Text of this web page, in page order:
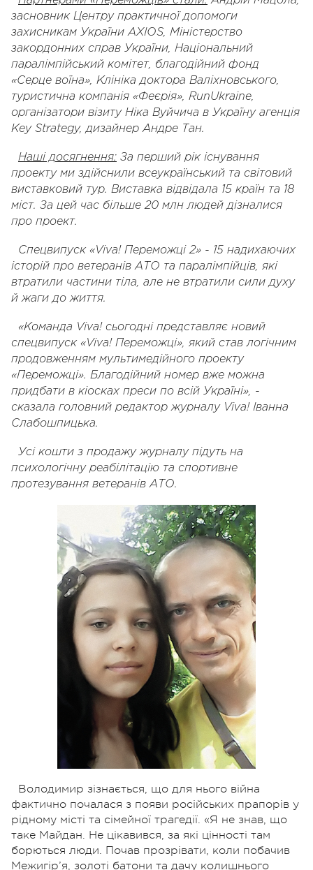
засновник Центру практичної допомоги
захисникам України AXIOS, Міністерство
закордонних справ України, Національний
паралімпійський комітет, благодійний фонд
«Серце воїна», Клініка доктора Валіхновського,
туристична компанія «Феєрія», RunUkraine,
організатори візиту Ніка Вуйчича в Україну агенція
Key Strategy, дизайнер Андре Тан.
Наші досягнення: За перший рік існування
проекту ми здійснили всеукраїнський та світовий
виставковий тур. Виставка відвідала 15 країн та 18
міст. За цей час більше 20 млн людей дізналися
про проект.
Спецвипуск «Viva! Переможці 2» - 15 надихаючих
історій про ветеранів АТО та паралімпійців, які
втратили частини тіла, але не втратили сили духу
й жаги до життя.
«Команда Viva! сьогодні представляє новий
спецвипуск «Viva! Переможці», який став логічним
продовженням мультимедійного проекту
«Переможці». Благодійний номер вже можна
придбати в кіосках преси по всій Україні», -
сказала головний редактор журналу Viva! Іванна
Слабошпицька.
Усі кошти з продажу журналу підуть на
психологічну реабілітацію та спортивне
протезування ветеранів АТО.
Володимир зізнається, що для нього війна
фактично почалася з появи російських прапорів у
рідному місті та сімейної трагедії. «Я не знав, що
таке Майдан. Не цікавився, за які цінності там
борються люди. Почав прозрівати, коли побачив
Межигір’я, золоті батони та дачу колишнього